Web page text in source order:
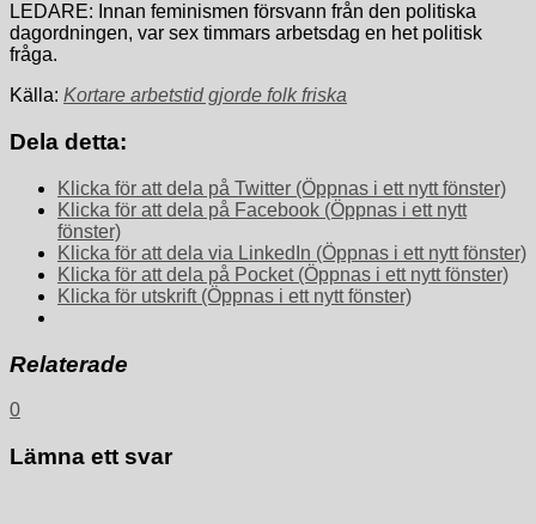
LEDARE: Innan feminismen försvann från den politiska
dagordningen, var sex timmars arbetsdag en het politisk
fråga.
Källa: Kortare arbetstid gjorde folk friska
Dela detta:
Klicka för att dela på Twitter (Öppnas i ett nytt fönster)
Klicka för att dela på Facebook (Öppnas i ett nytt
fönster)
Klicka för att dela via LinkedIn (Öppnas i ett nytt fönster)
Klicka för att dela på Pocket (Öppnas i ett nytt fönster)
Klicka för utskrift (Öppnas i ett nytt fönster)
Relaterade
0
Lämna ett svar